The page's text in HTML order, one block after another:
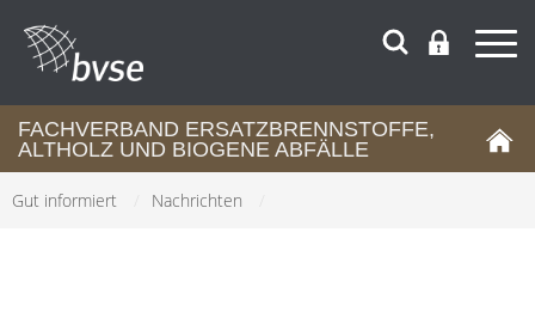
FACHVERBAND ERSATZBRENNSTOFFE,
ALTHOLZ UND BIOGENE ABFÄLLE
Gut informiert Nachrichten